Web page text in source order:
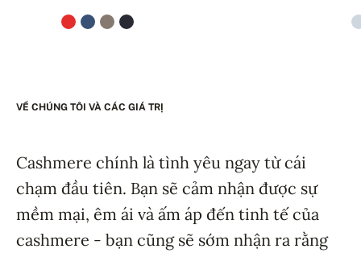
VỀ CHÚNG TÔI VÀ CÁC GIÁ TRỊ
Cashmere chính là tình yêu ngay từ cái
chạm đầu tiên. Bạn sẽ cảm nhận được sự
mềm mại, êm ái và ấm áp đến tinh tế của
cashmere - bạn cũng sẽ sớm nhận ra rằng